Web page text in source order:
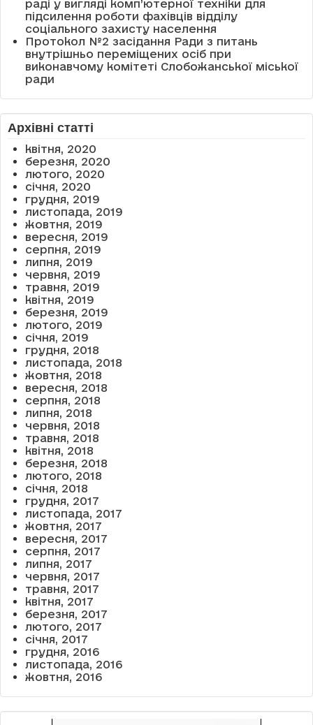
раді у вигляді комп’ютерної техніки для
підсилення роботи фахівців відділу
соціального захисту населення
Протокол №2 засідання Ради з питань
внутрішньо переміщених осіб при
виконавчому комітеті Слобожанської міської
ради
Архівні статті
квітня, 2020
березня, 2020
лютого, 2020
січня, 2020
грудня, 2019
листопада, 2019
жовтня, 2019
вересня, 2019
серпня, 2019
липня, 2019
червня, 2019
травня, 2019
квітня, 2019
березня, 2019
лютого, 2019
січня, 2019
грудня, 2018
листопада, 2018
жовтня, 2018
вересня, 2018
серпня, 2018
липня, 2018
червня, 2018
травня, 2018
квітня, 2018
березня, 2018
лютого, 2018
січня, 2018
грудня, 2017
листопада, 2017
жовтня, 2017
вересня, 2017
серпня, 2017
липня, 2017
червня, 2017
травня, 2017
квітня, 2017
березня, 2017
лютого, 2017
січня, 2017
грудня, 2016
листопада, 2016
жовтня, 2016